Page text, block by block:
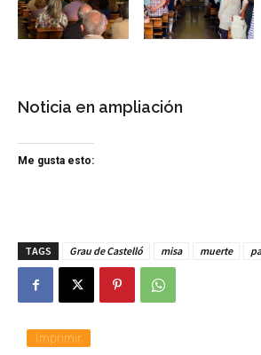
Noticia en ampliación
Me gusta esto:
TAGS Grau de Castelló misa muerte
Imprimir